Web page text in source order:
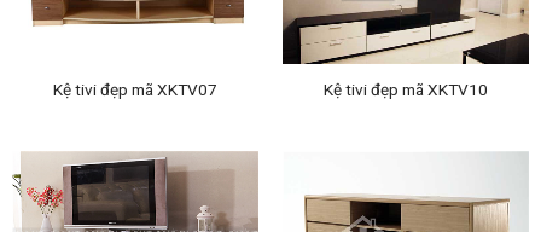
Kệ tivi đẹp mã XKTV07 Kệ tivi đẹp mã XKTV10